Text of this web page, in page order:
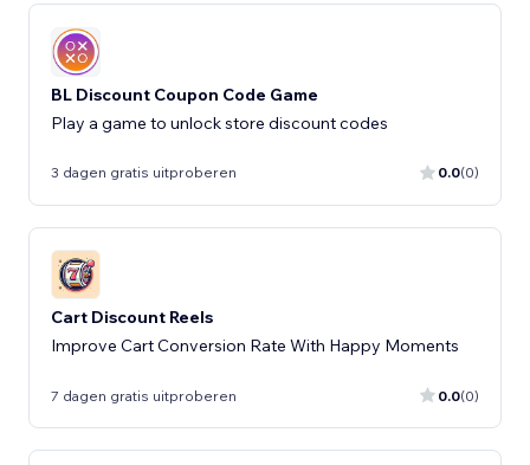
BL Discount Coupon Code Game
Play a game to unlock store discount codes
3 dagen gratis uitproberen 0.0(0)
Cart Discount Reels
Improve Cart Conversion Rate With Happy Moments
7 dagen gratis uitproberen 0.0(0)